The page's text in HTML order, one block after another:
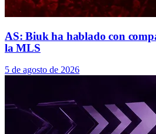
AS: Biuk ha hablado con
la MLS
5 de agosto de 2026